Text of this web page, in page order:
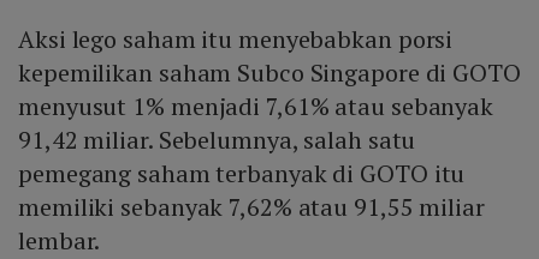
Aksi lego saham itu menyebabkan porsi
kepemilikan saham Subco Singapore di GOTO
menyusut 1% menjadi 7,61% atau sebanyak
91,42 miliar. Sebelumnya, salah satu
pemegang saham terbanyak di GOTO itu
memiliki sebanyak 7,62% atau 91,55 miliar
lembar.